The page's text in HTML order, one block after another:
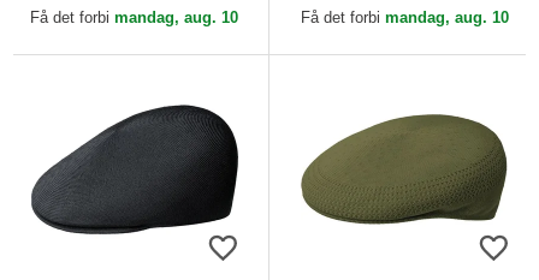
Få det forbi mandag, aug. 10 Få det forbi mandag, aug. 10